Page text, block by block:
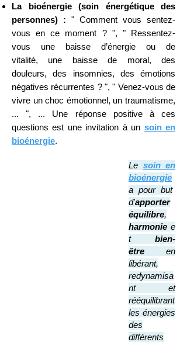
La bioénergie (soin énergétique des
personnes) : " Comment vous sentez-
vousen ce moment ? ", " Ressentez-
vous une baisse d’énergie ou de
vitalité, une baisse de moral,des
douleurs,des insomnies, des émotions
négatives récurrentes ? ", " Venez-vous de
vivre un choc émotionnel, un traumatisme,
... ", ...
Une réponse positive à ces
questions est une invitation à un soin en
bioénergie.
Le soin en
bioénergie
a pour but
d'apporter
équilibre,
harmonie e
t bien-
être en
libérant,
redynamisa
nt et
rééquilibrant
les énergies
des
différents